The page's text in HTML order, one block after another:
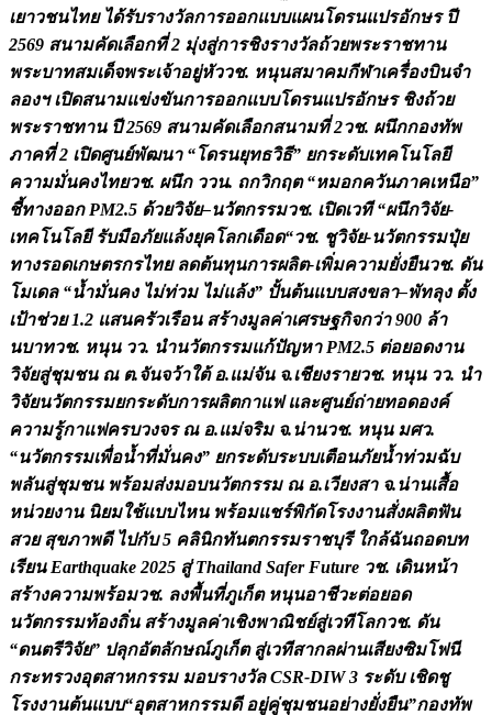
เยาวชนไทย ไดรบรางวลการออกแบบแผนโดรนแปรอกษร ป
2569 สนามคดเลอกท 2 มงสการชงรางวลถวยพระราชทาน
พระบาทสมเดจพระเจาอยหววช. หนนสมาคมกฬาเครองบนจ
ลองฯ เปดสนามแขงขนการออกแบบโดรนแปรอกษร ชงถวย
พระราชทาน ป 2569 สนามคดเลอกสนามท 2วช. ผนกกองทพ
ภาคท 2 เปดศนยพฒนา “โดรนยทธวธ” ยกระดบเทคโนโลย
ความมนคงไทยวช. ผนก ววน. ถกวกฤต “หมอกควนภาคเหนอ”
ชทางออก PM2.5 ดวยวจย–นวตกรรมวช. เปดเวท “ผนกวจย-
เทคโนโลย รบมอภยแลงยคโลกเดอด“วช. ชวจย-นวตกรรมปย
ทางรอดเกษตรกรไทย ลดตนทนการผลต-เพมความยงยนวช. ดน
โมเดล “นมนคง ไมทวม ไมแลง” ปนตนแบบสงขลา–พทลง ตง
เปาชวย 1.2 แสนครวเรอน สรางมลคาเศรษฐกจกวา 900 ลา
นบาทวช. หนน วว. นนวตกรรมแกปญหา PM2.5 ตอยอดงาน
วจยสชมชน ณ ต.จนจวาใต อ.แมจน จ.เชยงรายวช. หนน วว. น
วจยนวตกรรมยกระดบการผลตกาแฟ และศนยถายทอดองค
ความรกาแฟครบวงจร ณ อ.แมจรม จ.นานวช. หนน มศว.
“นวตกรรมเพอนทมนคง” ยกระดบระบบเตอนภยนทวมฉบ
พลนสชมชน พรอมสงมอบนวตกรรม ณ อ.เวยงสา จ.นานเสอ
หนวยงาน นยมใชแบบไหน พรอมแชรพกดโรงงานสงผลตฟน
สวย สขภาพด ไปกบ 5 คลนกทนตกรรมราชบร ใกลฉนถอดบท
เรยน Earthquake 2025 ส Thailand Safer Future วช. เดนหนา
สรางความพรอมวช. ลงพนทภเกต หนนอาชวะตอยอด
นวตกรรมทองถน สรางมลคาเชงพาณชยสเวทโลกวช. ดน
“ดนตรวจย” ปลกอตลกษณภเกต สเวทสากลผานเสยงซมโฟน
กระทรวงอตสาหกรรม มอบรางวล CSR-DIW 3 ระดบ เชดช
โรงงานตนแบบ“อตสาหกรรมด อยคชมชนอยางยงยน”กองทพ